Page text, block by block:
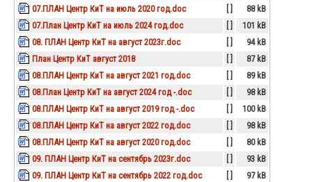
07.ПЛАН Центр КиТ на июль 2020 год.doc
88 kB
07.План Центр КиТ на июль 2024 год.doc
101 kB
08. ПЛАН Центр КиТ на август 2023г.doc
94 kB
План Центр КиТ август 2018
87 kB
08.ПЛАН Центр КиТ на август 2021 год.doc
89 kB
08.План Центр КиТ на август 2024 год -.doc
98 kB
08.ПЛАН Центр КиТ на август 2019 год -.doc
100 kB
08.ПЛАН Центр КиТ на август 2022 год.doc
98 kB
08.ПЛАН Центр КиТ на август 2020 год.doc
80 kB
09. ПЛАН Центр КиТ на сентябрь 2023г.doc
93 kB
09. ПЛАН Центр КиТ на сентябрь 2022 год.doc
97 kB